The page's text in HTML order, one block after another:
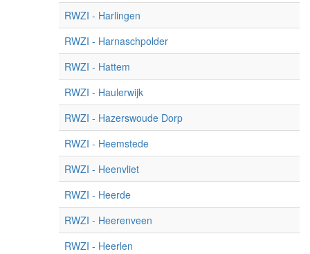
RWZI - Harlingen
RWZI - Harnaschpolder
RWZI - Hattem
RWZI - Haulerwijk
RWZI - Hazerswoude Dorp
RWZI - Heemstede
RWZI - Heenvliet
RWZI - Heerde
RWZI - Heerenveen
RWZI - Heerlen